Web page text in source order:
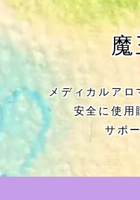
公式ウェブサイト
Cジャスミン瑠璃地
ク集
プロフィール
アロマハーブアンケ
メディカルアロ
安全に使用
サポ